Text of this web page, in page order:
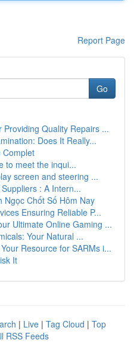
Report Page
Go
Quality Repairs ...
Does It Really...
Complet
to meet the inqui...
screen and steering ...
: A Intern...
Ngọc Chốt Số Hôm Nay
Ensuring Reliable P...
Ultimate Online Gaming ...
Your Natural ...
Resource for SARMs i...
It
| Live | Tag Cloud | Top
RSS Feeds